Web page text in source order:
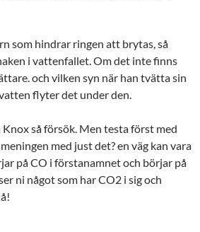
som hindrar ringen att brytas, så
i vattenfallet. Om det inte finns
och vilken syn när han tvätta sin
flyter det under den.
så försök. Men testa först med
med just det? en väg kan vara
på CO i förstanamnet och börjar på
ni något som har CO2 i sig och